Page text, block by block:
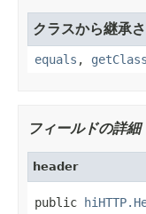
クラスから継承
equals , getClass
フィールドの詳細
header
public